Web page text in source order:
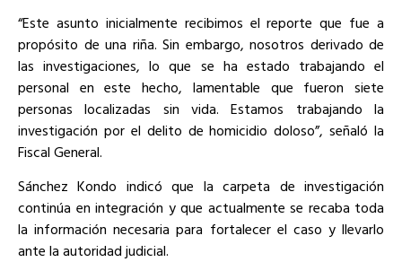
“Este asunto inicialmente recibimos el reporte que fue a
propósito de una riña. Sin embargo, nosotros derivado de
las investigaciones, lo que se ha estado trabajando el
personal en este hecho, lamentable que fueron siete
personas localizadas sin vida. Estamos trabajando la
investigación por el delito de homicidio doloso”, señaló la
Fiscal General.
Sánchez Kondo indicó que la carpeta de investigación
continúa en integración y que actualmente se recaba toda
la información necesaria para fortalecer el caso y llevarlo
ante la autoridad judicial.